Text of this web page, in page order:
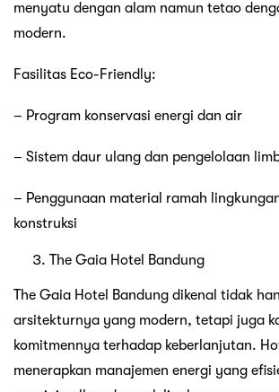
menyatu dengan alam namun tetao
modern.
Fasilitas Eco-Friendly:
– Program konservasi energi dan air
– Sistem daur ulang dan pengelolaan
– Penggunaan material ramah
konstruksi
The Gaia Hotel Bandung
The Gaia Hotel Bandung dikenal tidak
arsitekturnya yang modern, tetapi juga
komitmennya terhadap keberlanjutan.
menerapkan manajemen energi yang